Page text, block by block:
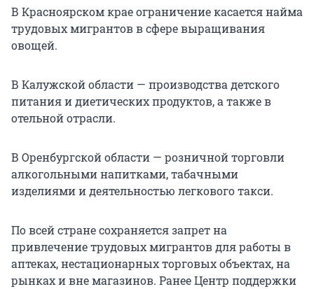
В Красноярском крае ограничение касается найма
трудовых мигрантов в сфере выращивания
овощей.
В Калужской области — производства детского
питания и диетических продуктов, а также в
отельной отрасли.
В Оренбургской области — розничной торговли
алкогольными напитками, табачными
изделиями и деятельностью легкового такси.
По всей стране сохраняется запрет на
привлечение трудовых мигрантов для работы в
аптеках, нестационарных торговых объектах, на
рынках и вне магазинов. Ранее Центр поддержки